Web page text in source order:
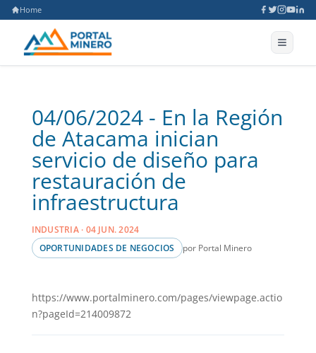
Home
04/06/2024 - En la Región
de Atacama inician
servicio de diseño para
restauración de
infraestructura
INDUSTRIA · 04 JUN. 2024
OPORTUNIDADES DE NEGOCIOS
por Portal Minero
https://www.portalminero.com/pages/viewpage.actio
n?pageId=214009872